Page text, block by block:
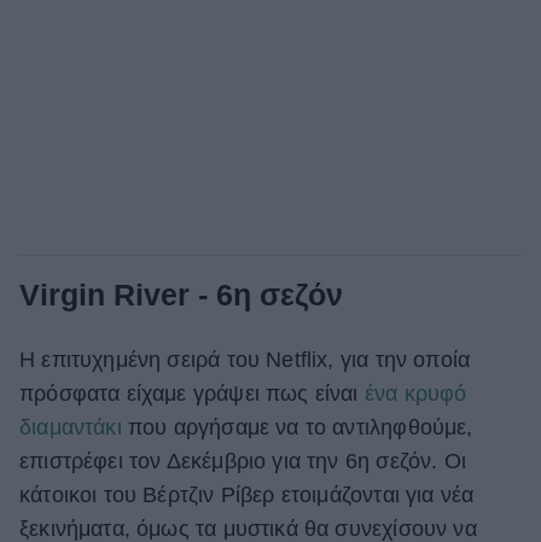
Virgin River - 6η σεζόν
Η επιτυχημένη σειρά του Netflix, για την οποία
πρόσφατα είχαμε γράψει πως είναι ένα κρυφό
διαμαντάκι που αργήσαμε να το αντιληφθούμε,
επιστρέφει τον Δεκέμβριο για την 6η σεζόν. Οι
κάτοικοι του Βέρτζιν Ρίβερ ετοιμάζονται για νέα
ξεκινήματα, όμως τα μυστικά θα συνεχίσουν να